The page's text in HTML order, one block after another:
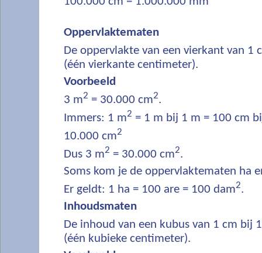
Oppervlaktematen
De oppervlakte van een vierkant van 1
(één vierkante centimeter).
Voorbeeld
3 m2 = 30.000 cm2.
Immers: 1 m2 = 1 m bij 1 m = 100 cm
10.000 cm2
Dus 3 m2 = 30.000 cm2.
Soms kom je de oppervlaktematen ha
Er geldt: 1 ha = 100 are = 100 dam2.
Inhoudsmaten
De inhoud van een kubus van 1 cm bij
(één kubieke centimeter).